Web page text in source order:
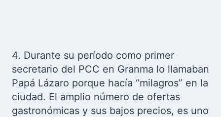
4. Durante su período como primer
secretario del PCC en Granma lo llamaban
Papá Lázaro porque hacía “milagros” en la
ciudad. El amplio número de ofertas
gastronómicas y sus bajos precios, es uno